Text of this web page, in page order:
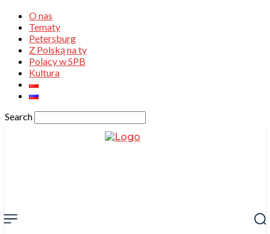
O nas
Tematy
Petersburg
Z Polską na ty
Polacy w SPB
Kultura
Search